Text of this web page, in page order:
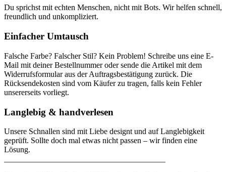
Du sprichst mit echten Menschen, nicht mit Bots. Wir helfen schnell,
freundlich und unkompliziert.
Einfacher Umtausch
Falsche Farbe? Falscher Stil? Kein Problem! Schreibe uns eine E-
Mail mit deiner Bestellnummer oder sende die Artikel mit dem
Widerrufsformular aus der Auftragsbestätigung zurück. Die
Rücksendekosten sind vom Käufer zu tragen, falls kein Fehler
unsererseits vorliegt.
Langlebig & handverlesen
Unsere Schnallen sind mit Liebe designt und auf Langlebigkeit
geprüft. Sollte doch mal etwas nicht passen – wir finden eine
Lösung.